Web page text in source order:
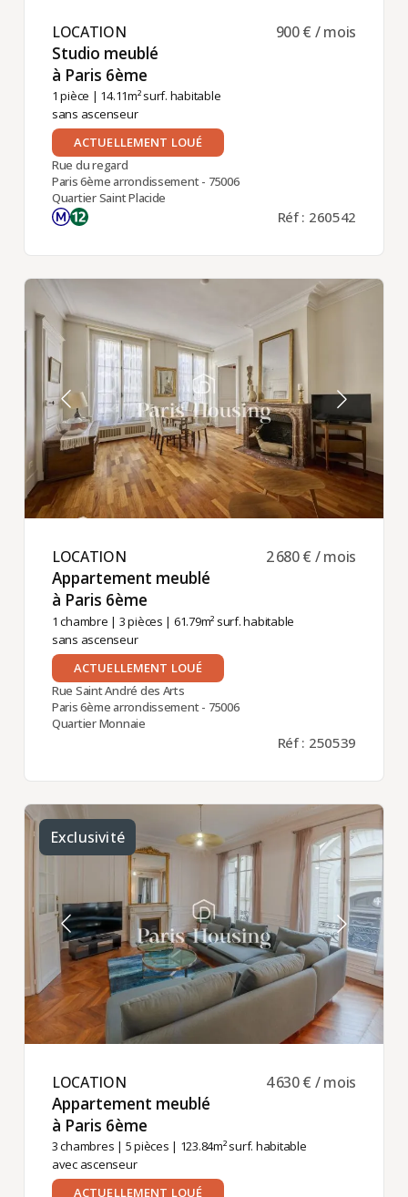
LOCATION ​
Studio meublé
à Paris 6ème ​
1 pièce | 14.11m² surf. habitable
sans ascenseur
900 € / mois
ACTUELLEMENT LOUÉ
Rue du regard
Paris 6ème arrondissement - 75006
Quartier Saint Placide
Réf : 260542
LOCATION ​
Appartement meublé
à Paris 6ème ​
1 chambre | 3 pièces | 61.79m² surf. habitable
sans ascenseur
2 680 € / mois
ACTUELLEMENT LOUÉ
Rue Saint André des Arts
Paris 6ème arrondissement - 75006
Quartier Monnaie
Réf : 250539
Exclusivité
LOCATION ​
Appartement meublé
à Paris 6ème ​
3 chambres | 5 pièces | 123.84m² surf. habitable
avec ascenseur
4 630 € / mois
ACTUELLEMENT LOUÉ